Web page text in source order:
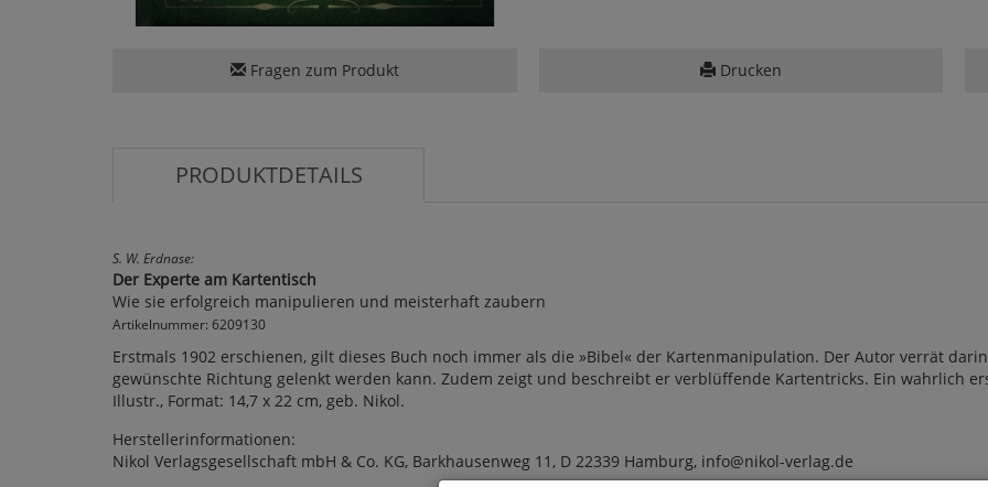
Fragen zum Produkt Drucken
PRODUKTDETAILS
S. W. Erdnase:
Der Experte am Kartentisch
Wie sie erfolgreich manipulieren und meisterhaft zaubern
Artikelnummer: 6209130
Erstmals 1902 erschienen, gilt dieses Buch noch immer als die »Bibel« der Kartenmanipulation. Der Autor verrät
gewünschte Richtung gelenkt werden kann. Zudem zeigt und beschreibt er verblüffende Kartentricks. Ein wahrlich
Illustr., Format: 14,7 x 22 cm, geb. Nikol.
Herstellerinformationen:
Nikol Verlagsgesellschaft mbH & Co. KG, Barkhausenweg 11, D 22339 Hamburg, info@nikol-verlag.de